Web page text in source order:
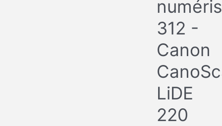
312 -
Canon
LiDE
220